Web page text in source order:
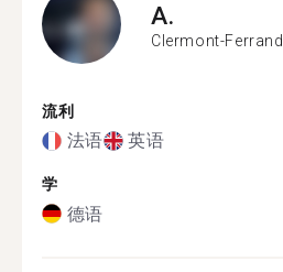
A.
Clermont-Ferrand
流利
法语 英语
学
德语